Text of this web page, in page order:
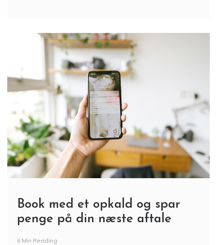
Book med et opkald og spar
penge på din næste aftale
6 Min Reading